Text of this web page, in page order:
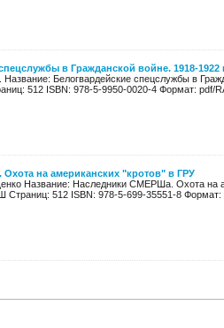
в Гражданской войне. 1918-1922
Белогвардейские спецслужбы в
512 ISBN: 978-5-9950-0020-4 Формат: pdf/
на американских "кротов" в ГРУ
Название: Наследники СМЕРШа. Охота на
512 ISBN: 978-5-699-35551-8 Формат: